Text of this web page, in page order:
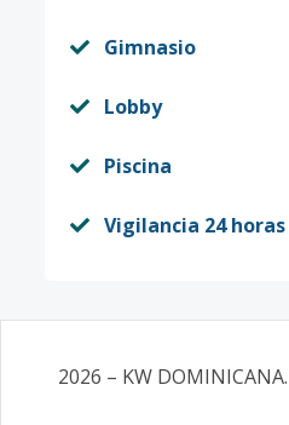
Gimnasio
Lobby
Piscina
Vigilancia 24 horas
2026 – KW DOMINICANA